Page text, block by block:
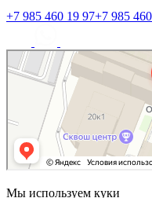
+7 985 460 19 97+7 985
Мы используем куки